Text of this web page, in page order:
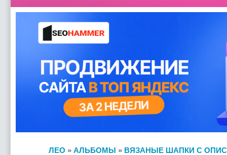
ЛЕО » АЛЬБОМЫ » ВЯЗАНЫЕ ШАПКИ С